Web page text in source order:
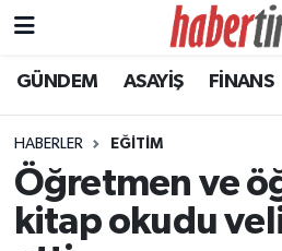
GÜNDEM ASAYİŞ FİNANS
HABERLER EĞİTİM
Öğretmen ve
kitap okudu
Tire Nöbetçi Eczaneler
Tire Hava Durumu
Tire Trafik Yoğunluk